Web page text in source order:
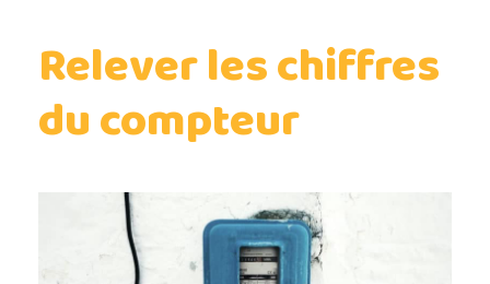
Relever les chiffres
du compteur